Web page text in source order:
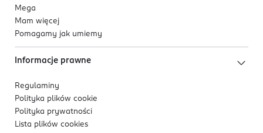
Mega
Mam więcej
Pomagamy jak umiemy
Informacje prawne
Regulaminy
Polityka plików cookie
Polityka prywatności
Lista plików cookies